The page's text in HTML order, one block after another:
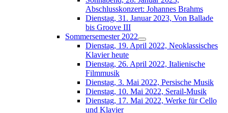
Abschlusskonzert: Johannes Brahms
Dienstag, 31. Januar 2023, Von Ballade
bis Groove III
Sommersemester 2022
Dienstag, 19. April 2022, Neoklassisches
Klavier heute
Dienstag, 26. April 2022, Italienische
Filmmusik
Dienstag, 3. Mai 2022, Persische Musik
Dienstag, 10. Mai 2022, Serail-Musik
Dienstag, 17. Mai 2022, Werke für Cello
und Klavier